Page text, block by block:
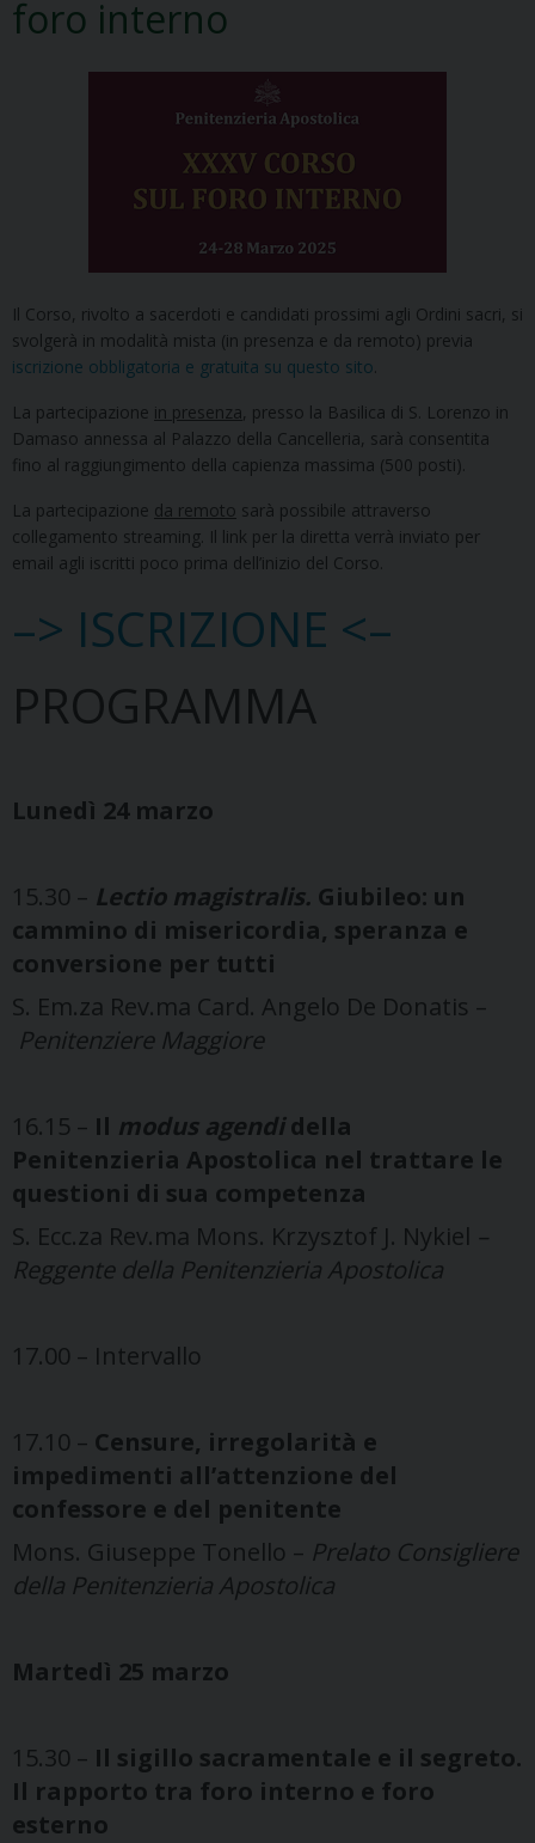
foro interno
Il Corso, rivolto a sacerdoti e candidati prossimi agli Ordini sacri, si
svolgerà in modalità mista (in presenza e da remoto) previa
iscrizione obbligatoria e gratuita su questo sito
La partecipazione in presenza, presso la Basilica di S. Lorenzo in
Damaso annessa al Palazzo della Cancelleria, sarà consentita
fino al raggiungimento della capienza massima (500 posti).
La partecipazione da remoto sarà possibile attraverso
collegamento streaming. Il link per la diretta verrà inviato per
email agli iscritti poco prima dell’inizio del Corso.
–> ISCRIZIONE <–
PROGRAMMA
Lunedì 24 marzo
15.30 – Lectio magistralis. Giubileo: un
cammino di misericordia, speranza e
conversione per tutti
S. Em.za Rev.ma Card. Angelo De Donatis –
Penitenziere Maggiore
16.15 – Il modus agendidella
Penitenzieria Apostolica nel trattare le
questioni di sua competenza
S. Ecc.za Rev.ma Mons. Krzysztof J. Nykiel –
Reggente della Penitenzieria Apostolica
17.00 – Intervallo
17.10 – Censure, irregolarità e
impedimenti all’attenzione del
confessore e del penitente
Mons. Giuseppe Tonello – Prelato Consigliere
della Penitenzieria Apostolica
Martedì 25 marzo
15.30 – Il sigillo sacramentale e il segreto.
Il rapporto tra foro interno e foro
esterno